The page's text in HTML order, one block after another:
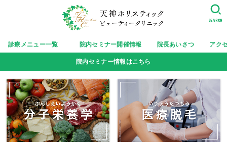
診療メニュー一覧 院内セミナー開催情報 院長あいさつ アク
SEARCH
院内セミナー情報はこちら